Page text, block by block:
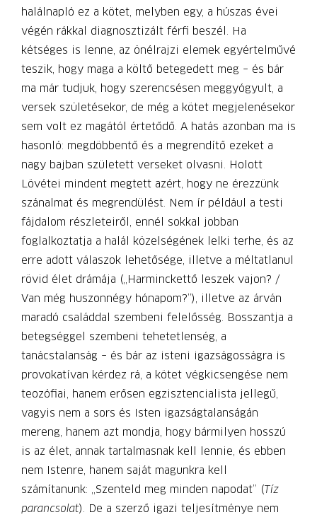
halálnapló ez a kötet, melyben egy, a húszas évei
végén rákkal diagnosztizált férfi beszél. Ha
kétséges is lenne, az önélrajzi elemek egyértelművé
teszik, hogy maga a költő betegedett meg – és bár
ma már tudjuk, hogy szerencsésen meggyógyult, a
versek születésekor, de még a kötet megjelenésekor
sem volt ez magától értetődő. A hatás azonban ma is
hasonló: megdöbbentő és a megrendítő ezeket a
nagy bajban született verseket olvasni. Holott
Lövétei mindent megtett azért, hogy ne érezzünk
szánalmat és megrendülést. Nem ír például a testi
fájdalom részleteiről, ennél sokkal jobban
foglalkoztatja a halál közelségének lelki terhe, és az
erre adott válaszok lehetősége, illetve a méltatlanul
rövid élet drámája („Harminckettő leszek vajon? /
Van még huszonnégy hónapom?”), illetve az árván
maradó családdal szembeni felelősség. Bosszantja a
betegséggel szembeni tehetetlenség, a
tanácstalanság – és bár az isteni igazságosságra is
provokatívan kérdez rá, a kötet végkicsengése nem
teozófiai, hanem erősen egzisztencialista jellegű,
vagyis nem a sors és Isten igazságtalanságán
mereng, hanem azt mondja, hogy bármilyen hosszú
is az élet, annak tartalmasnak kell lennie, és ebben
nem Istenre, hanem saját magunkra kell
számítanunk: „Szenteld meg minden napodat” ( Tíz
parancsolat). De a szerző igazi teljesítménye nem